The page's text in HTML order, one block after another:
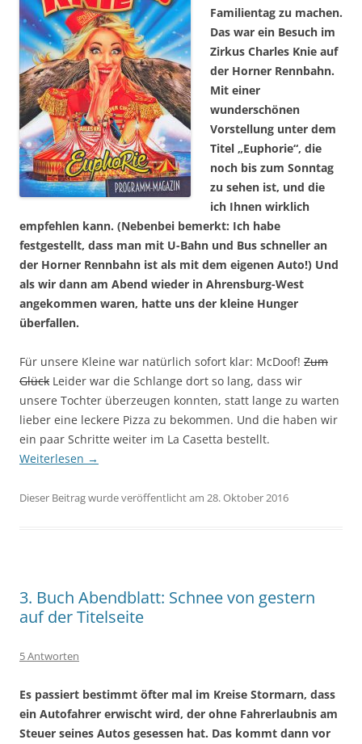
Familientag zu machen.
Das war ein Besuch im
Zirkus Charles Knie auf
der Horner Rennbahn.
Mit einer
wunderschönen
Vorstellung unter dem
Titel „Euphorie“, die
noch bis zum Sonntag
zu sehen ist, und die
ich Ihnen wirklich
empfehlen kann. (Nebenbei bemerkt: Ich habe
festgestellt, dass man mit U-Bahn und Bus schneller an
der Horner Rennbahn ist als mit dem eigenen Auto!) Und
als wir dann am Abend wieder in Ahrensburg-West
angekommen waren, hatte uns der kleine Hunger
überfallen.
Für unsere Kleine war natürlich sofort klar: McDoof! Zum
Glück Leider war die Schlange dort so lang, dass wir
unsere Tochter überzeugen konnten, statt lange zu warten
lieber eine leckere Pizza zu bekommen. Und die haben wir
ein paar Schritte weiter im La Casetta bestellt.
Weiterlesen →
Dieser Beitrag wurde veröffentlicht am 28. Oktober 2016
3. Buch Abendblatt: Schnee von gestern
auf der Titelseite
5 Antworten
Es passiert bestimmt öfter mal im Kreise Stormarn, dass
ein Autofahrer erwischt wird, der ohne Fahrerlaubnis am
Steuer seines Autos gesessen hat. Das kommt dann vor